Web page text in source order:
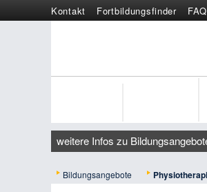
Kontakt Fortbildungsfinder
FAQ
Online anmelden
Wertgutschein
Bildungsangebote